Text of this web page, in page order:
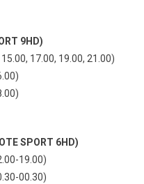
9HD)
17.00, 19.00, 21.00)
SPORT 6HD)
19.00)
00.30)